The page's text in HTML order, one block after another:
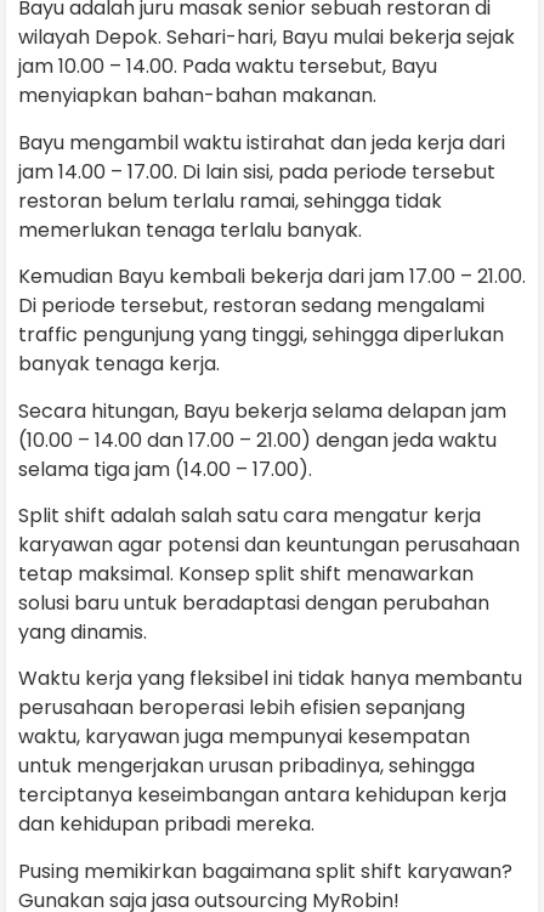
Bayu adalah juru masak senior sebuah restoran di
wilayah Depok. Sehari-hari, Bayu mulai bekerja sejak
jam 10.00 – 14.00. Pada waktu tersebut, Bayu
menyiapkan bahan-bahan makanan.
Bayu mengambil waktu istirahat dan jeda kerja dari
jam 14.00 – 17.00. Di lain sisi, pada periode tersebut
restoran belum terlalu ramai, sehingga tidak
memerlukan tenaga terlalu banyak.
Kemudian Bayu kembali bekerja dari jam 17.00 – 21.00.
Di periode tersebut, restoran sedang mengalami
traffic pengunjung yang tinggi, sehingga diperlukan
banyak tenaga kerja.
Secara hitungan, Bayu bekerja selama delapan jam
(10.00 – 14.00 dan 17.00 – 21.00) dengan jeda waktu
selama tiga jam (14.00 – 17.00).
Split shift adalah salah satu cara mengatur kerja
karyawan agar potensi dan keuntungan perusahaan
tetap maksimal. Konsep split shift menawarkan
solusi baru untuk beradaptasi dengan perubahan
yang dinamis.
Waktu kerja yang fleksibel ini tidak hanya membantu
perusahaan beroperasi lebih efisien sepanjang
waktu, karyawan juga mempunyai kesempatan
untuk mengerjakan urusan pribadinya, sehingga
terciptanya keseimbangan antara kehidupan kerja
dan kehidupan pribadi mereka.
Pusing memikirkan bagaimana split shift karyawan?
Gunakan saja jasa outsourcing MyRobin!